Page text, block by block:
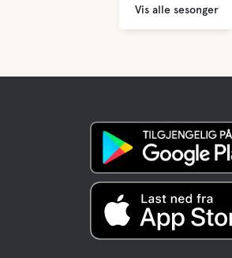
Vis alle sesonger